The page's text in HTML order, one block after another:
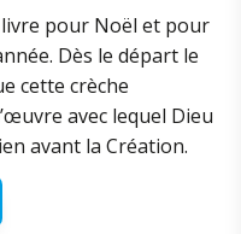
pour Noël et pour
Dès le départ le
cette crèche
avec lequel Dieu
avant la Création.